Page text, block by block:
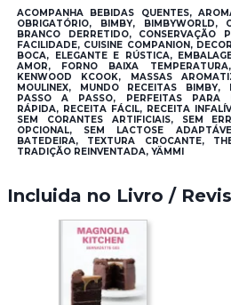
ACOMPANHA BEBIDAS QUENTES,
OBRIGATÓRIO, BIMBY, BIMBYWORLD,
BRANCO DERRETIDO, CONSERVAÇÃO
FACILIDADE, CUISINE COMPANION,
BOCA, ELEGANTE E RÚSTICA,
AMOR, FORNO BAIXA
KENWOOD KCOOK, MASSAS
MOULINEX, MUNDO RECEITAS BIMBY,
PASSO A PASSO, PERFEITAS PARA
RÁPIDA, RECEITA FÁCIL, RECEITA
SEM CORANTES ARTIFICIAIS, SEM
OPCIONAL, SEM LACTOSE
BATEDEIRA, TEXTURA CROCANTE,
TRADIÇÃO REINVENTADA, YÄMMI
Incluida no Livro /